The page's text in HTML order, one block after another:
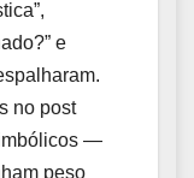
e
no post
—
peso